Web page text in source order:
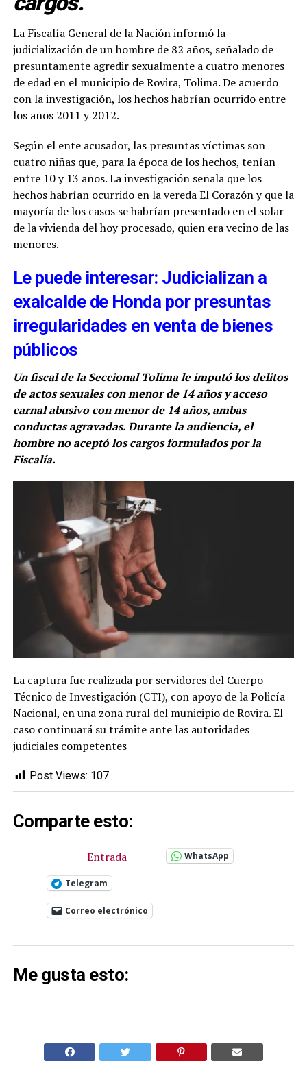
La Fiscalía General de la Nación informó la
judicialización de un hombre de 82 años, señalado de
presuntamente agredir sexualmente a cuatro menores
de edad en el municipio de Rovira, Tolima. De acuerdo
con la investigación, los hechos habrían ocurrido entre
los años 2011 y 2012.
Según el ente acusador, las presuntas víctimas son
cuatro niñas que, para la época de los hechos, tenían
entre 10 y 13 años. La investigación señala que los
hechos habrían ocurrido en la vereda El Corazón y que la
mayoría de los casos se habrían presentado en el solar
de la vivienda del hoy procesado, quien era vecino de las
menores.
Le puede interesar: Judicializan a
exalcalde de Honda por presuntas
irregularidades en venta de bienes
públicos
Un fiscal de la Seccional Tolima le imputó los delitos
de actos sexuales con menor de 14 años y acceso
carnal abusivo con menor de 14 años, ambas
conductas agravadas. Durante la audiencia, el
hombre no aceptó los cargos formulados por la
Fiscalía.
La captura fue realizada por servidores del Cuerpo
Técnico de Investigación (CTI), con apoyo de la Policía
Nacional, en una zona rural del municipio de Rovira. El
caso continuará su trámite ante las autoridades
judiciales competentes
Post Views: 107
Comparte esto:
Entrada WhatsApp
Telegram
Correo electrónico
Me gusta esto: